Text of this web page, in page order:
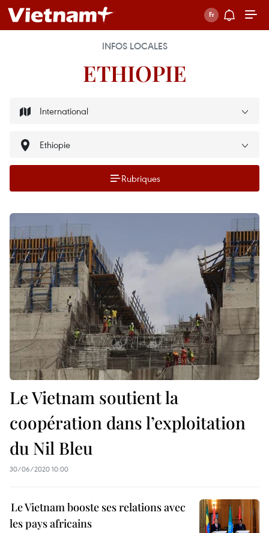
INFOS LOCALES
ETHIOPIE
Rubriques
Le Vietnam soutient la
coopération dans l’exploitation
du Nil Bleu
30/06/2020 10:00
Le Vietnam booste ses relations avec
les pays africains